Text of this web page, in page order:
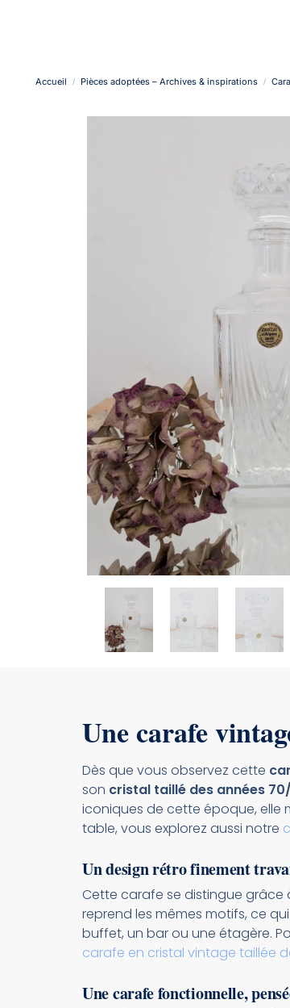
Accueil / Pièces adoptées – Archives & inspirations /
Une carafe
Dès que vous observez cette
son cristal taillé des années
iconiques de cette époque, elle
table, vous explorez aussi notre
Un design rétro finement
Cette carafe se distingue grâce
reprend les mêmes motifs, ce
buffet, un bar ou une étagère.
carafe en cristal vintage taillée
Une carafe fonctionnelle,